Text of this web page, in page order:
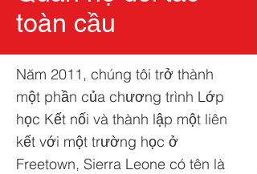
toàn cầu
Năm 2011, chúng tôi trở thành
một phần của chương trình Lớp
học Kết nối và thành lập một liên
kết với một trường học ở
Freetown, Sierra Leone có tên là